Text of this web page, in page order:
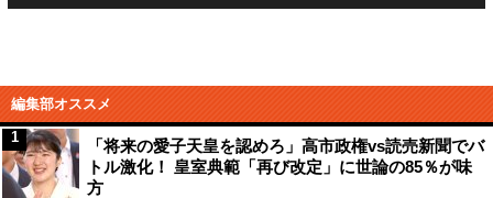
編集部オススメ
「将来の愛子天皇を認めろ」高市政権vs読売新聞でバ
トル激化！ 皇室典範「再び改定」に世論の85％が味
方
1